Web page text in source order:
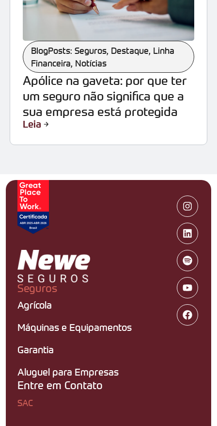
BlogPosts: Seguros, Destaque, Linha
Financeira, Notícias
Apólice na gaveta: por que ter
um seguro não significa que a
sua empresa está protegida
Leia
Seguros
Agrícola
Máquinas e Equipamentos
Garantia
Aluguel para Empresas
Entre em Contato
SAC